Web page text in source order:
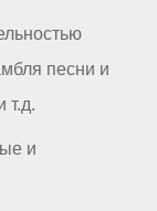
песни и
т.д.
и